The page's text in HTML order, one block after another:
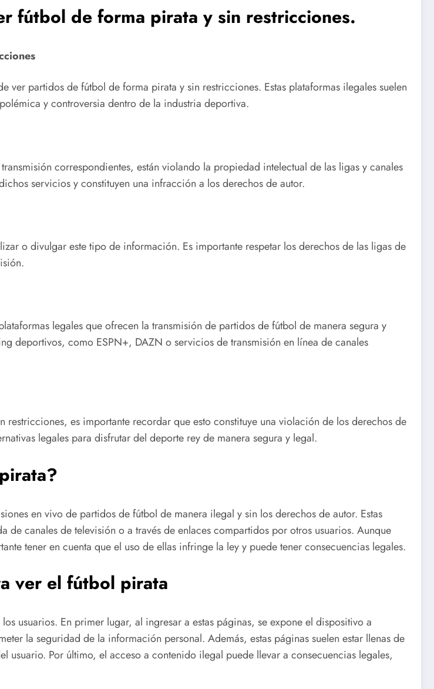
fútbol de forma pirata y sin restricciones.
partidos de fútbol de forma pirata y sin restricciones. Estas plataformas ilegales suelen
y controversia dentro de la industria deportiva.
correspondientes, están violando la propiedad intelectual de las ligas y canales
servicios y constituyen una infracción a los derechos de autor.
o divulgar este tipo de información. Es importante respetar los derechos de las ligas de
legales que ofrecen la transmisión de partidos de fútbol de manera segura y
deportivos, como ESPN+, DAZN o servicios de transmisión en línea de canales
es importante recordar que esto constituye una violación de los derechos de
legales para disfrutar del deporte rey de manera segura y legal.
en vivo de partidos de fútbol de manera ilegal y sin los derechos de autor. Estas
canales de televisión o a través de enlaces compartidos por otros usuarios. Aunque
tener en cuenta que el uso de ellas infringe la ley y puede tener consecuencias legales.
ver el fútbol pirata
usuarios. En primer lugar, al ingresar a estas páginas, se expone el dispositivo a
la seguridad de la información personal. Además, estas páginas suelen estar llenas de
Por último, el acceso a contenido ilegal puede llevar a consecuencias legales,